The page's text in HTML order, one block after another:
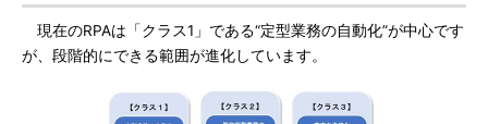
現在のRPAは「クラス1」である“定型業務の自動化”が中心です
が、段階的にできる範囲が進化しています。